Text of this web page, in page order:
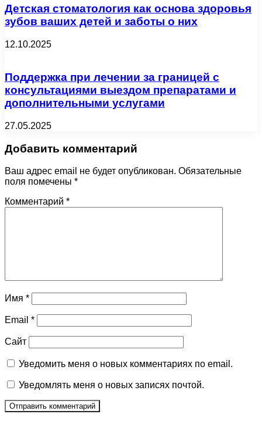
Детская стоматология как основа здоровья
зубов ваших детей и заботы о них
12.10.2025
Поддержка при лечении за границей с
консультациями выездом препаратами и
дополнительными услугами
27.05.2025
Добавить комментарий
Ваш адрес email не будет опубликован. Обязательные
поля помечены *
Комментарий *
Имя *
Email *
Сайт
Уведомить меня о новых комментариях по email.
Уведомлять меня о новых записях почтой.